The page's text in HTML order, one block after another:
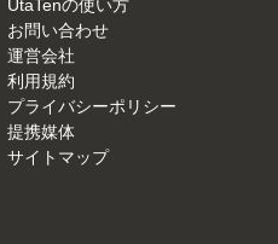
UtaTenの使い方
お問い合わせ
運営会社
利用規約
プライバシーポリシー
提携媒体
サイトマップ